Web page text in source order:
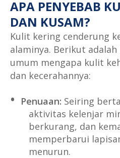
APA PENYEBAB
DAN KUSAM?
Kulit kering cenderung
alaminya. Berikut
umum mengapa kulit
dan kecerahannya:
Penuaan: Seiring
aktivitas kelenjar
berkurang, dan
memperbarui
menurun.